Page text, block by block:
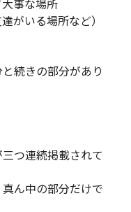
事な場所
がいる場所など）
続きの部分があり
つ連続掲載されて
ん中の部分だけで